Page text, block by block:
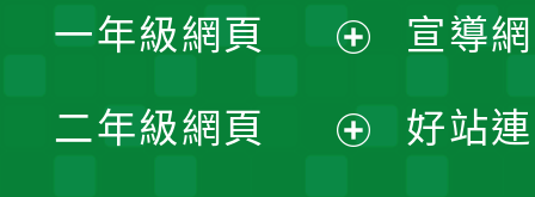
一年級網頁
開
二年級網頁
宣導
好站